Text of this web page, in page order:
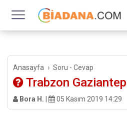
Anasayfa Soru - Cevap
Trabzon
Bora H. 05 Kasım 2019 14:29